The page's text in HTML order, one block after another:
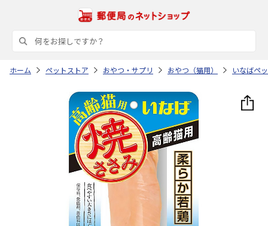
ホーム ペットストア おやつ・サプリ おやつ（猫用） いなばペ